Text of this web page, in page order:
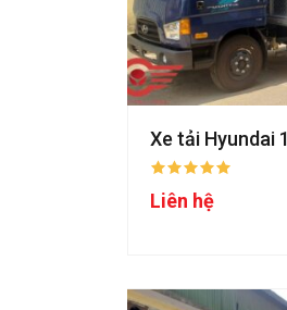
Xe tải Hyundai
Liên hệ